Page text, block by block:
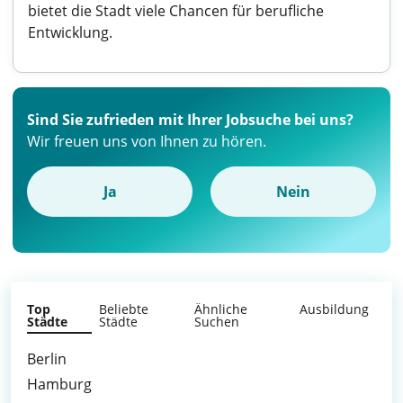
bietet die Stadt viele Chancen für berufliche
Entwicklung.
Sind Sie zufrieden mit Ihrer Jobsuche bei uns?
Wir freuen uns von Ihnen zu hören.
Ja Nein
Top
Städte
Beliebte
Städte
Ähnliche
Suchen
Ausbildung
Berlin
Hamburg